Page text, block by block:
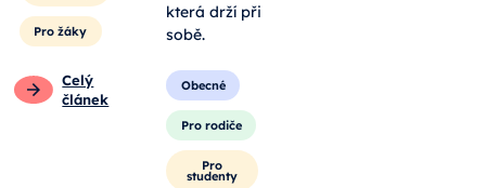
Pro žáky
Celý
článek
která drží při
sobě.
Obecné
Pro rodiče
Pro
studenty